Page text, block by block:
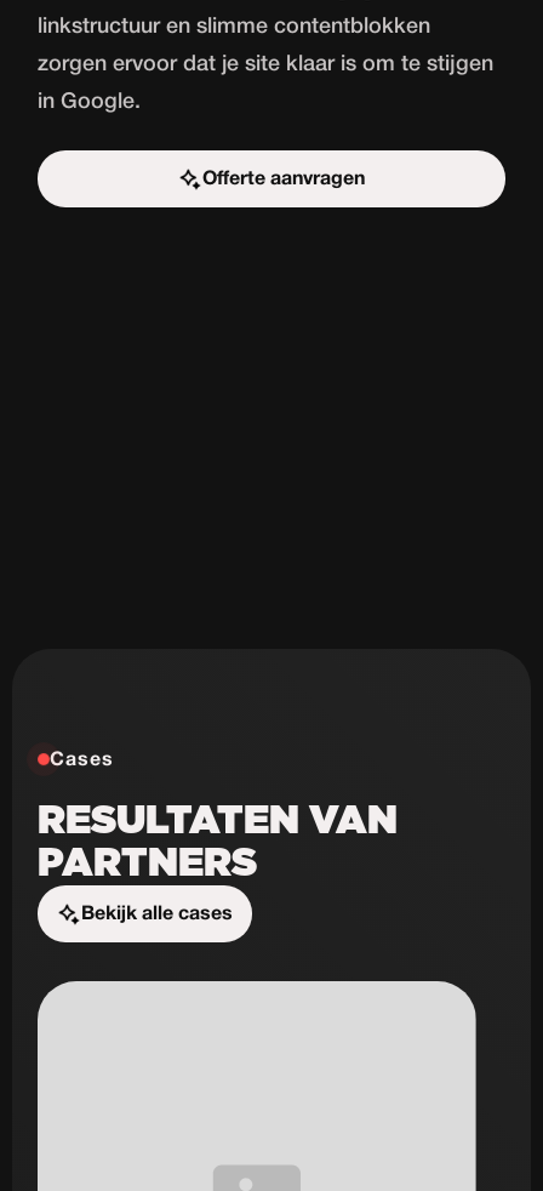
linkstructuur en slimme contentblokken
zorgen ervoor dat je site klaar is om te stijgen
in Google.
Offerte aanvragen
Start de uitdaging
Cases
RESULTATEN VAN
PARTNERS
Bekijk alle cases
Start de uitdaging